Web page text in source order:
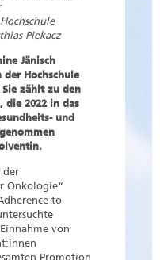
Piekacz
Jänisch
Hochschule
zählt zu den
die 2022 in das
und
der
Onkologie“
to
von
Promotion